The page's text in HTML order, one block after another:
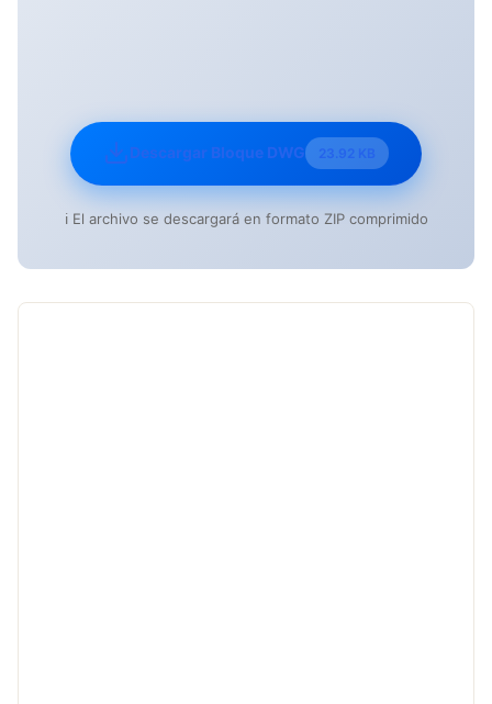
Descargar Bloque DWG 23.92 KB
ℹ️ El archivo se descargará en formato ZIP comprimido